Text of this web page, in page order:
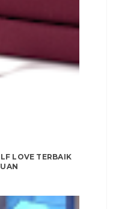
LOVE TERBAIK